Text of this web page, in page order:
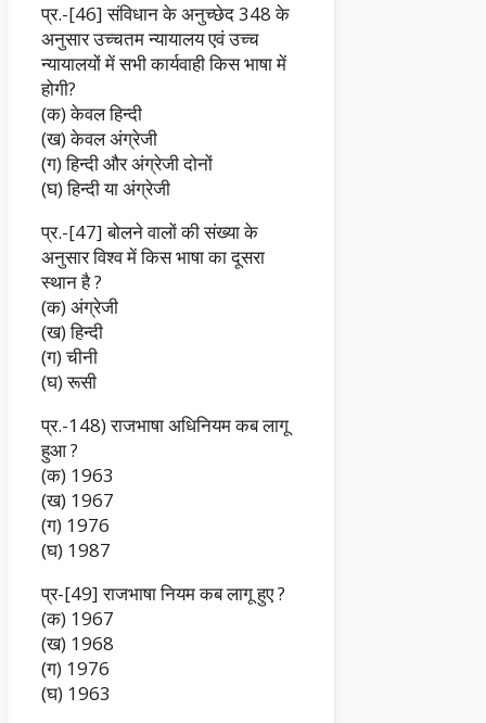
प्र.-[46] संविधान के अनुच्छेद 348 के
अनुसार उच्चतम न्यायालय एवं उच्च
न्यायालयों में सभी कार्यवाही किस भाषा में
होगी?
(क) केवल हिन्दी
(ख) केवल अंग्रेजी
(ग) हिन्दी और अंग्रेजी दोनों
(घ) हिन्दी या अंग्रेजी
प्र.-[47] बोलने वालों की संख्या के
अनुसार विश्व में किस भाषा का दूसरा
स्थान है ?
(क) अंग्रेजी
(ख) हिन्दी
(ग) चीनी
(घ) रूसी
प्र.-148) राजभाषा अधिनियम कब लागू
हुआ ?
(क) 1963
(ख) 1967
(ग) 1976
(घ) 1987
प्र-[49] राजभाषा नियम कब लागू हुए ?
(क) 1967
(ख) 1968
(ग) 1976
(घ) 1963